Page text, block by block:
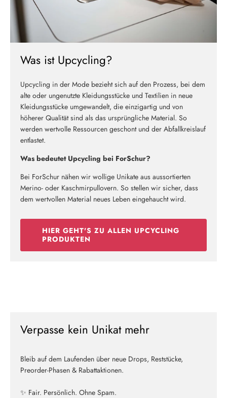
Was ist Upcycling?
Upcycling in der Mode bezieht sich auf den Prozess, bei dem
alte oder ungenutzte Kleidungsstücke und Textilien in neue
Kleidungsstücke umgewandelt, die einzigartig und von
höherer Qualität sind als das ursprüngliche Material. So
werden wertvolle Ressourcen geschont und der Abfallkreislauf
entlastet.
Was bedeutet Upcycling bei ForSchur?
Bei ForSchur nähen wir wollige Unikate aus aussortierten
Merino- oder Kaschmirpullovern. So stellen wir sicher, dass
dem wertvollen Material neues Leben eingehaucht wird.
HIER GEHT'S ZU ALLEN UPCYCLING
PRODUKTEN
Verpasse kein Unikat mehr
Bleib auf dem Laufenden über neue Drops, Reststücke,
Preorder-Phasen & Rabattaktionen.
✨ Fair. Persönlich. Ohne Spam.